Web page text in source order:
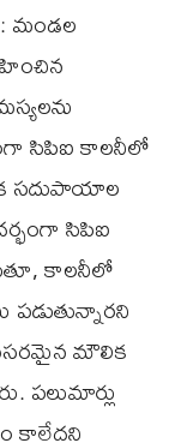
మండల
సిపిఐ కాలనీలో
సదుపాయాల
సిపిఐ
కాలనీలో
పడుతున్నారని
మౌలిక
పలుమార్లు
కాలేదని